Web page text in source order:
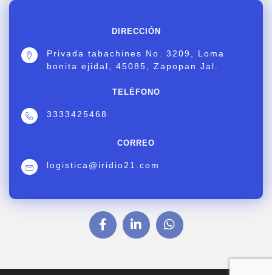
DIRECCIÓN
Privada tabachines No. 3209, Loma
bonita ejidal, 45085, Zapopan Jal.
TELÉFONO
3333425468
CORREO
logistica@iridio21.com